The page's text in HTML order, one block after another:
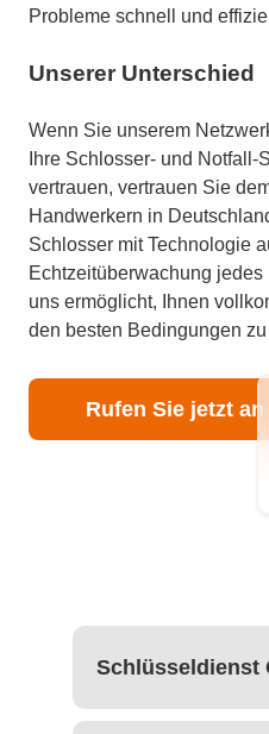
Probleme schnell und
Unserer Unterschied
Wenn Sie unserem
Ihre Schlosser- und
vertrauen, vertrauen Sie
Handwerkern in
Schlosser mit Technologie
Echtzeitüberwachung
uns ermöglicht, Ihnen
den besten Bedingungen
Rufen Sie jetzt an
Schlüsseldienst